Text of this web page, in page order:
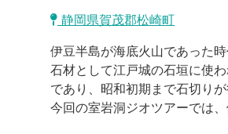
静岡県賀茂郡松崎町
伊豆半島が海底火山であった
石材として江戸城の石垣に使
であり、昭和初期まで石切りが
今回の室岩洞ジオツアーでは